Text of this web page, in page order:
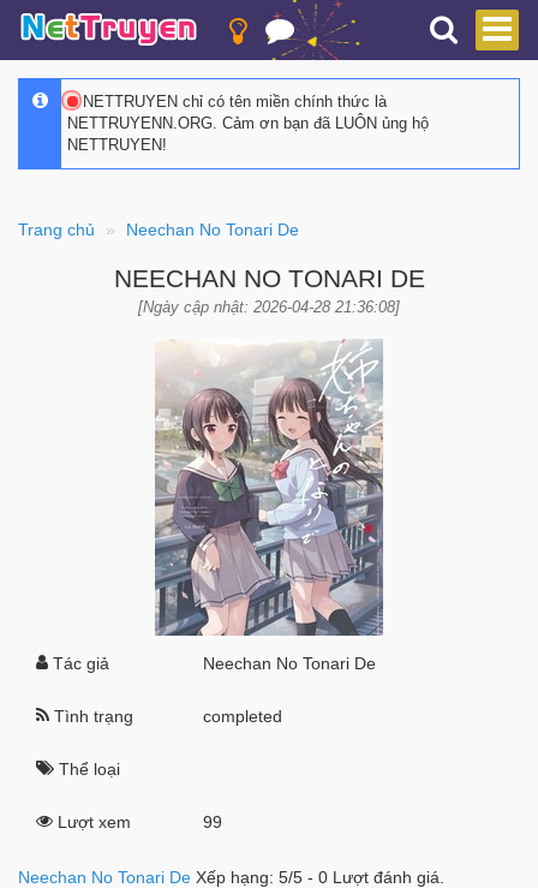
NETTRUYEN chỉ có tên miền chính thức là
NETTRUYENN.ORG. Cảm ơn bạn đã LUÔN ủng hộ
NETTRUYEN!
Trang chủ Neechan No Tonari De
NEECHAN NO TONARI DE
[Ngày cập nhật: 2026-04-28 21:36:08]
Tác giả Neechan No Tonari De
Tình trạng completed
Thể loại
Lượt xem 99
Neechan No Tonari De Xếp hạng: 5/5 - 0 Lượt đánh giá.